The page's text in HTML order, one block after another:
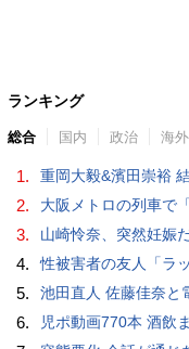
ランキング
総合 国内 政治 海外
1. 重岡大毅&濱田崇裕
2. 大阪メトロの列車で
3. 山崎怜奈、突然妊娠
4. 性被害者の友人「ラ
5. 池田直人 佐藤佳奈と
6. 児ポ動画770本 酒飲